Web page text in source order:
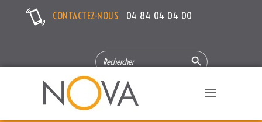
CONTACTEZ-NOUS 04 84 04 04 00
SEARCH
FOR:
Search Button